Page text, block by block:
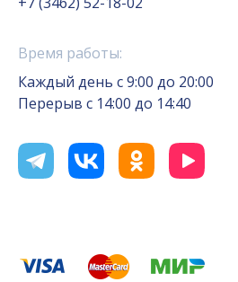
Время работы:
Каждый день с 9:00 до 20:00
Перерыв с 14:00 до 14:40